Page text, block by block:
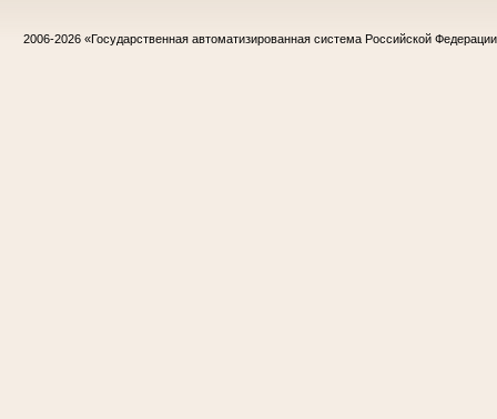
2006-2026 «Государственная автоматизированная система Российской